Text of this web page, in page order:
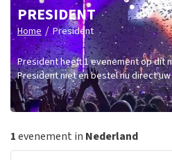
PRESIDENT
Home / President
President heeft 1 evenement op dit
President niet en bestel nu direct
1evenement in Nederland